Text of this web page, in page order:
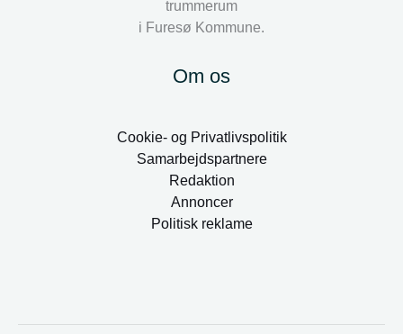
trummerum
i Furesø Kommune.
Om os
Cookie- og Privatlivspolitik
Samarbejdspartnere
Redaktion
Annoncer
Politisk reklame